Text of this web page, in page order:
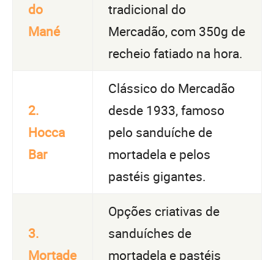
do
Mané
tradicional do
Mercadão, com 350g de
recheio fatiado na hora.
2.
Hocca
Bar
Clássico do Mercadão
desde 1933, famoso
pelo sanduíche de
mortadela e pelos
pastéis gigantes.
3.
Mortade
Opções criativas de
sanduíches de
mortadela e pastéis